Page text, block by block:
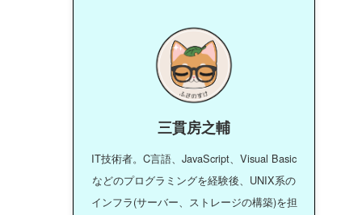
三貫房之輔
IT技術者。C言語、JavaScript、Visual Basic
などのプログラミングを経験後、UNIX系の
インフラ(サーバー、ストレージの構築)を担